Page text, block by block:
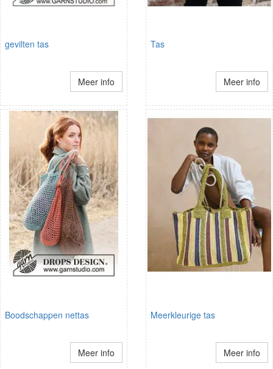
gevilten tas
Meer info
Tas
Meer info
Boodschappen nettas
Meer info
Meerkleurige tas
Meer info